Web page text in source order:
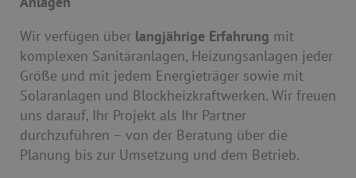
Wir verfügen über langjährige Erfahrung mit
komplexen Sanitäranlagen, Heizungsanlagen jeder
Größe und mit jedem Energieträger sowie mit
Solaranlagen und Blockheizkraftwerken. Wir freuen
uns darauf, Ihr Projekt als Ihr Partner
durchzuführen – von der Beratung über die
Planung bis zur Umsetzung und dem Betrieb.